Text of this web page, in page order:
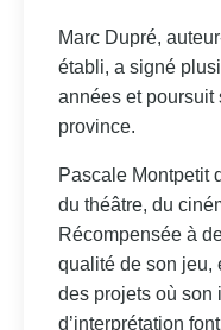
Marc Dupré,
établi, a signé
années et poursuit
province.
Pascale Montpetit
du théâtre, du
Récompensée à
qualité de son jeu,
des projets où son
d’interprétation